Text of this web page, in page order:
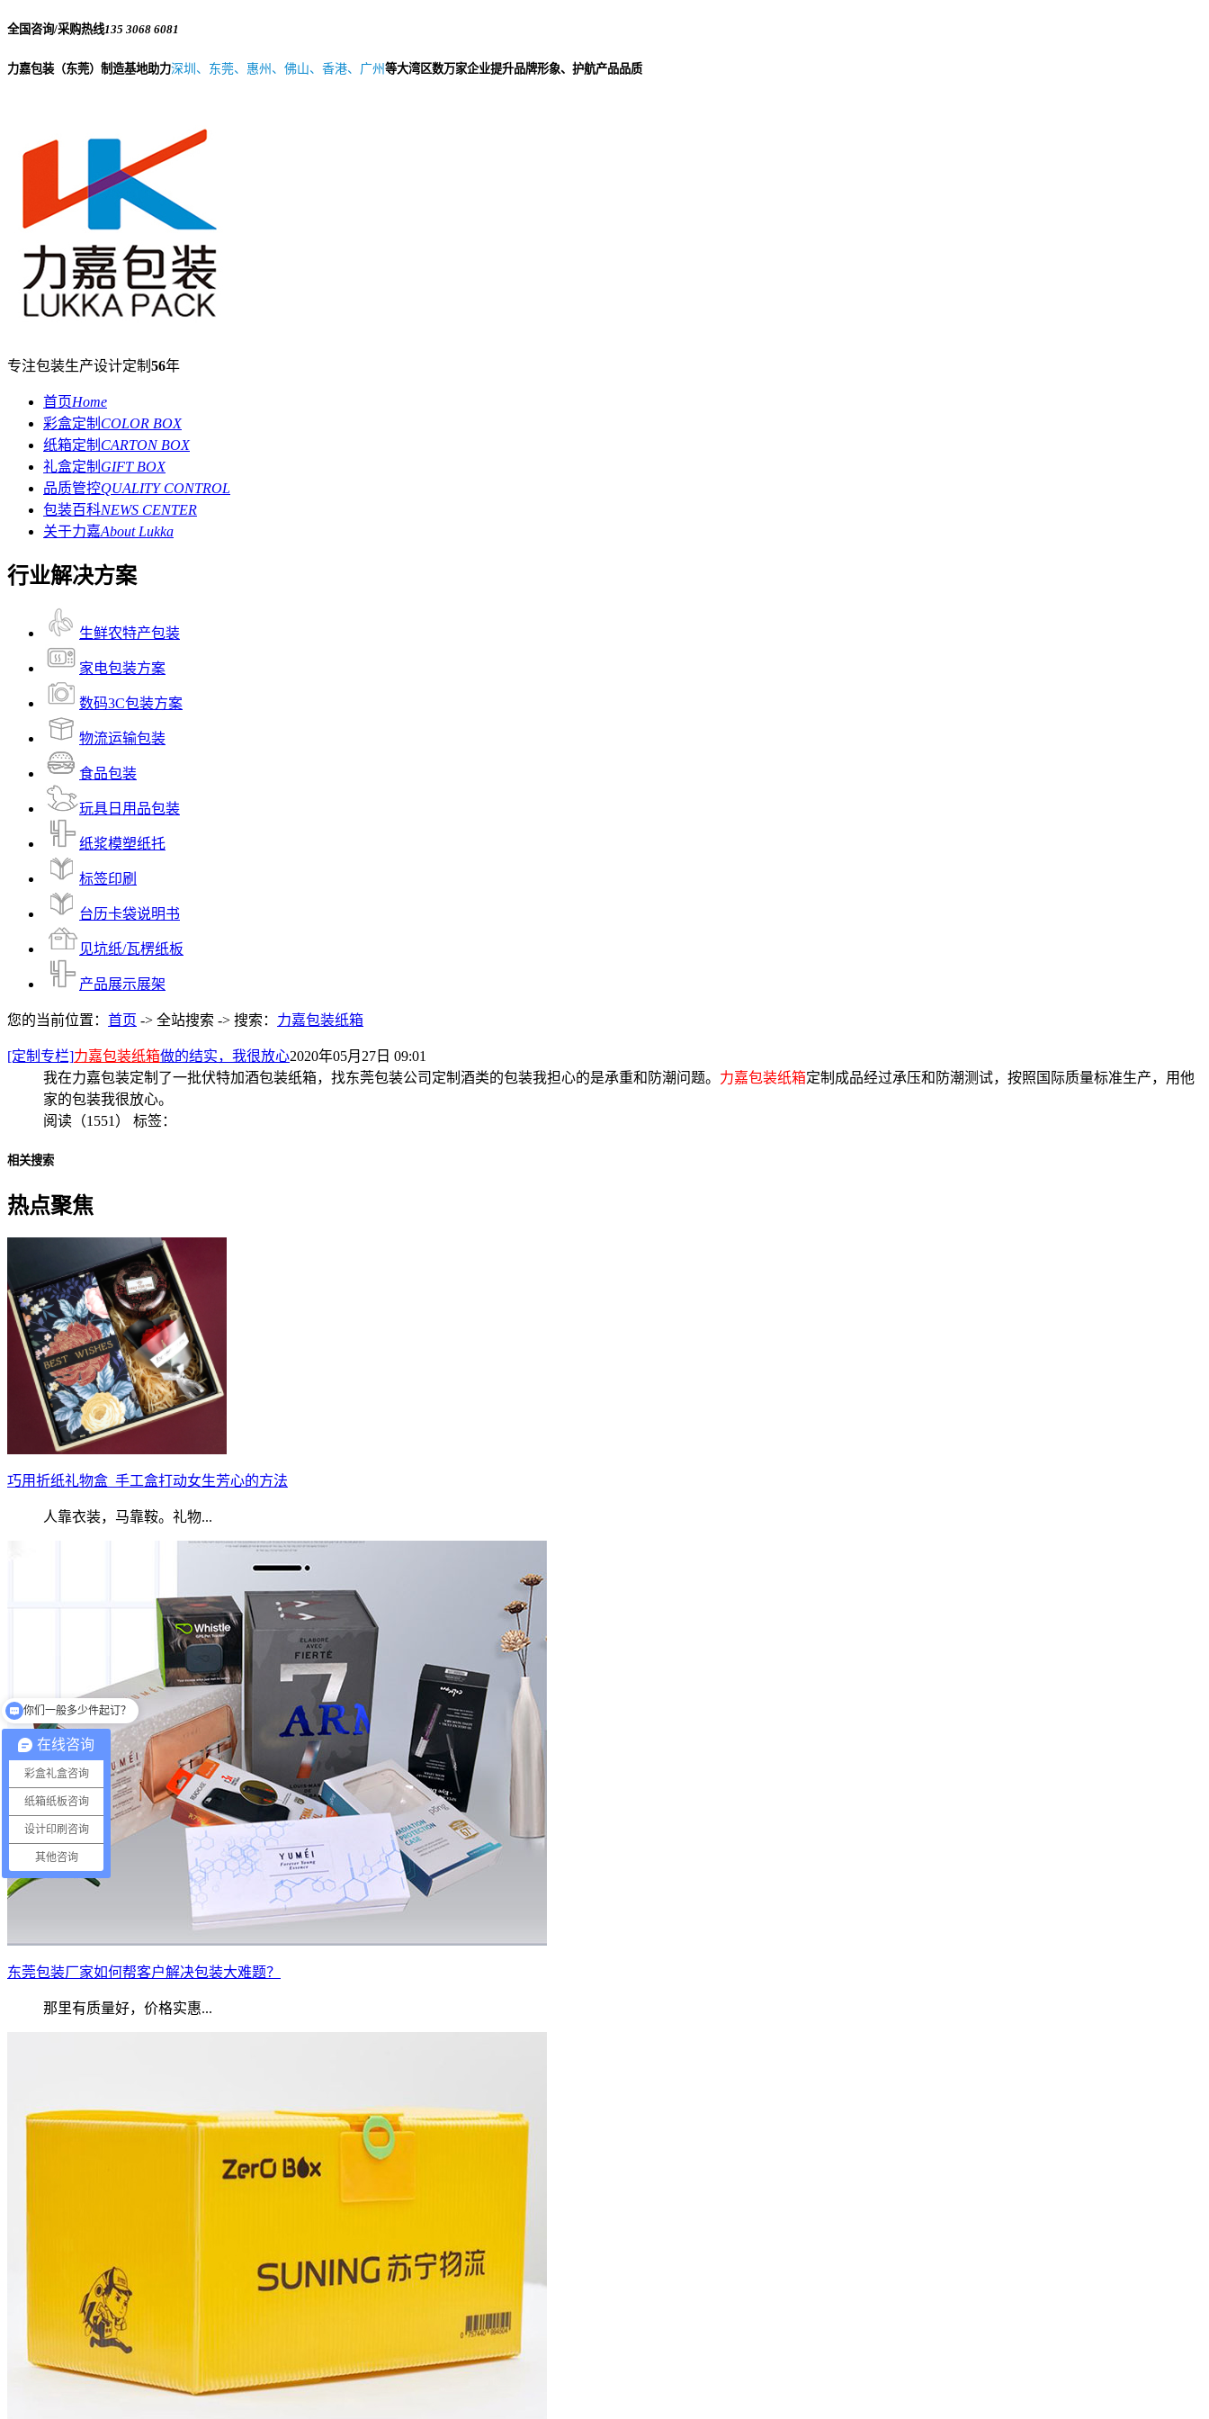
全国咨询/采购热线135 3068 6081
力嘉包装（东莞）制造基地助力深圳、东莞、惠州、佛山、香港、广州 等大湾区数万家企业提升品牌形象、护航产品品质
专注包装生产设计定制 56年
首页Home
彩盒定制 COLOR BOX
纸箱定制 CARTON BOX
礼盒定制 GIFT BOX
品质管控QUALITY CONTROL
包装百科NEWS CENTER
关于力嘉About Lukka
行业解决方案
生鲜农特产包装
家电包装方案
数码3C包装方案
物流运输包装
食品包装
玩具日用品包装
纸浆模塑纸托
标签印刷
台历卡袋说明书
见坑纸/瓦楞纸板
产品展示展架
您的当前位置： 首页 -> 全站搜索 -> 搜索： 力嘉包装纸箱
[定制专栏]力嘉包装纸箱做的结实，我很放心2020年05月27日 09:01
我在力嘉包装定制了一批伏特加酒包装纸箱，找东莞包装公司定制酒类的包装我担心的是承重和防潮问题。 力嘉包装纸箱定制成品经过承压和防潮测试，按照国际质量标准生产，用他
家的包装我很放心。
阅读（1551） 标签：
相关搜索
热点聚焦
巧用折纸礼物盒_手工盒打动女生芳心的方法
人靠衣装，马靠鞍。礼物...
东莞包装厂家如何帮客户解决包装大难题？
那里有质量好，价格实惠...
在线咨询
彩盒礼盒咨询
纸箱纸板咨询
设计印刷咨询
其他咨询
你们一般多少件起订？
你们的生产工厂在哪里？